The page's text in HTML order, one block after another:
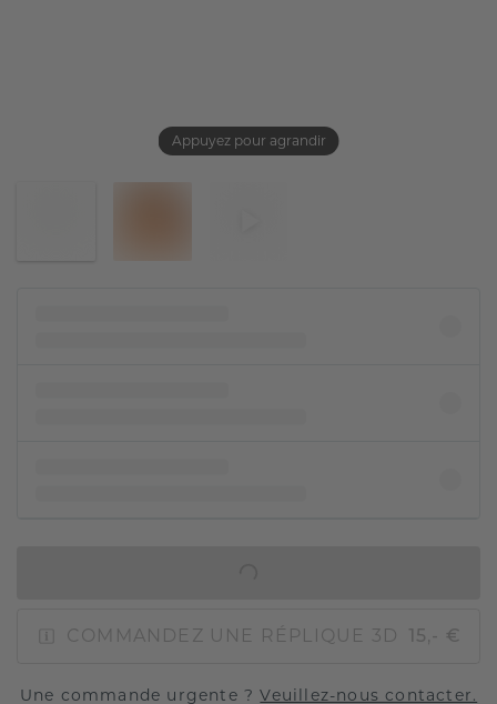
Appuyez pour agrandir
COMMANDEZ UNE RÉPLIQUE 3D 15,- €
Une commande urgente ?Veuillez-nous contacter.